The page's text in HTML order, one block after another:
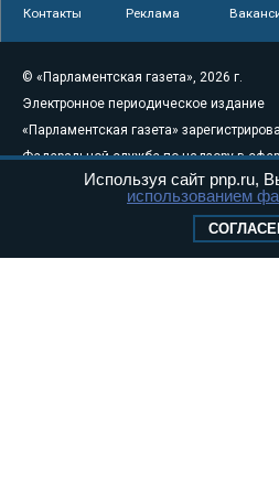
Контакты Реклама
© «Парламентская газета», 2026 г.
Электронное периодическое издание
«Парламентская газета»
Федеральной службе по надзору в
связи, информационных технологий и
массовых коммуникаций
Свидетельство о регистрации Эл №
Используя сайт pnp.ru,
использованием